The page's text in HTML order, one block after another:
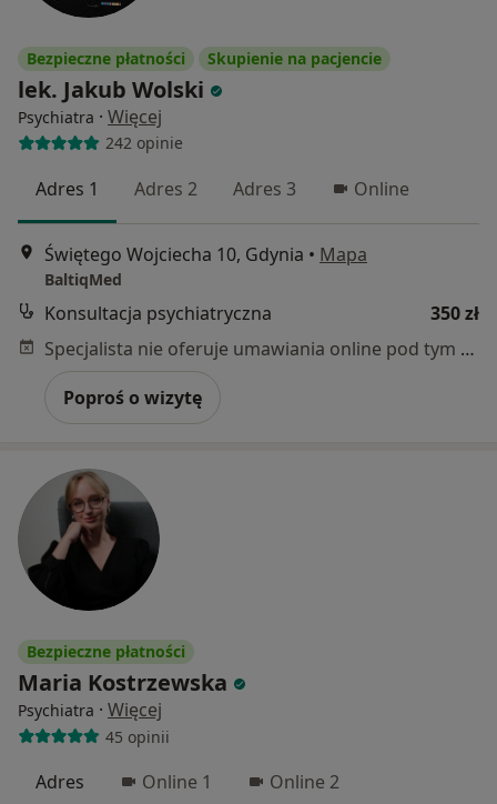
Bezpieczne płatności Skupienie na pacjencie
lek. Jakub Wolski
Psychiatra · Więcej
242 opinie
Adres 1 Adres 2 Adres 3 Online
Świętego Wojciecha 10, Gdynia • Mapa
BaltiqMed
Konsultacja psychiatryczna
350 zł
Specjalista nie oferuje umawiania online pod tym adresem.
Poproś o wizytę
Bezpieczne płatności
Maria Kostrzewska
Psychiatra · Więcej
45 opinii
Adres Online 1 Online 2